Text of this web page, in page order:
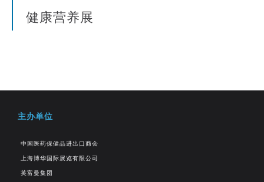
健康营养展
主办单位
中国医药保健品进出口商会
上海博华国际展览有限公司
英富曼集团